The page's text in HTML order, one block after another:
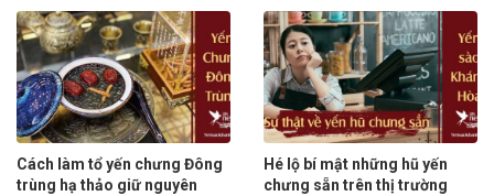
Cách làm tổ yến chưng Đông
trùng hạ thảo giữ nguyên
Hé lộ bí mật những hũ yến
chưng sẵn trên thị trường